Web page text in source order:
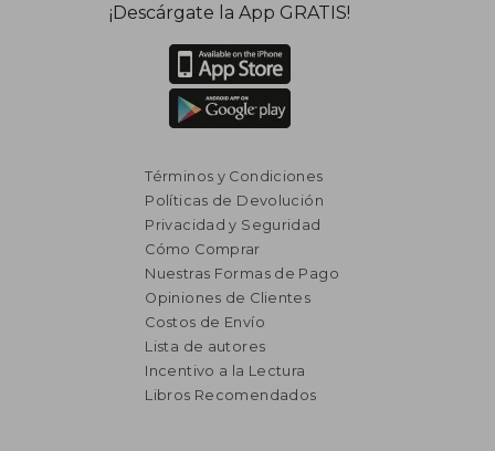
$ 4.937
¡Descárgate la App GRATIS!
Términos y Condiciones
Políticas de Devolución
Privacidad y Seguridad
Cómo Comprar
Nuestras Formas de Pago
Opiniones de Clientes
Costos de Envío
Lista de autores
Incentivo a la Lectura
Libros Recomendados